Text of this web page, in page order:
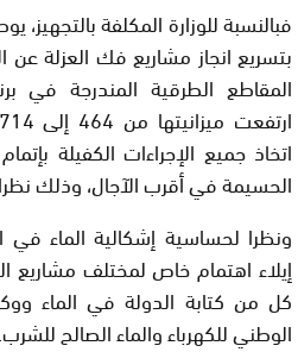
فبالنسبة للوزارة المكلفة
بتسريع انجاز مشاريع فك العزلة عن
المقاطع الطرقية المندرجة في
اتخاذ جميع الإجراءات الكفيلة
الحسيمة في أقرب الآجال، وذلك
ونظرا لحساسية إشكالية الماء في
إيلاء اهتمام خاص لمختلف مشاريع
كل من كتابة الدولة في الماء
الوطني للكهرباء والماء الصالح للشرب.